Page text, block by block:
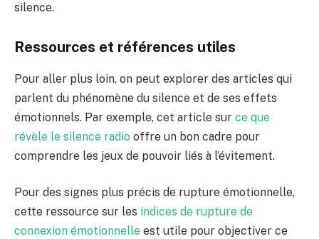
silence.
Ressources et références utiles
Pour aller plus loin, on peut explorer des articles qui
parlent du phénomène du silence et de ses effets
émotionnels. Par exemple, cet article sur ce que
révèle le silence radio offre un bon cadre pour
comprendre les jeux de pouvoir liés à l’évitement.
Pour des signes plus précis de rupture émotionnelle,
cette ressource sur les indices de rupture de
connexion émotionnelle est utile pour objectiver ce